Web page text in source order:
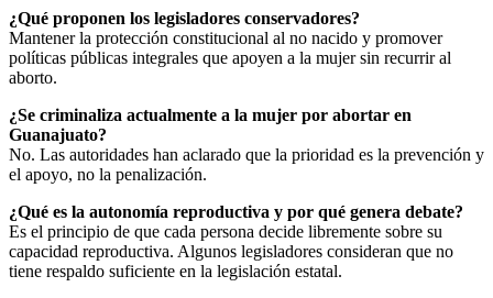
¿Qué proponen los legisladores conservadores?
Mantener la protección constitucional al no nacido y promover
políticas públicas integrales que apoyen a la mujer sin recurrir al
aborto.
¿Se criminaliza actualmente a la mujer por abortar en
Guanajuato?
No. Las autoridades han aclarado que la prioridad es la prevención y
el apoyo, no la penalización.
¿Qué es la autonomía reproductiva y por qué genera debate?
Es el principio de que cada persona decide libremente sobre su
capacidad reproductiva. Algunos legisladores consideran que no
tiene respaldo suficiente en la legislación estatal.